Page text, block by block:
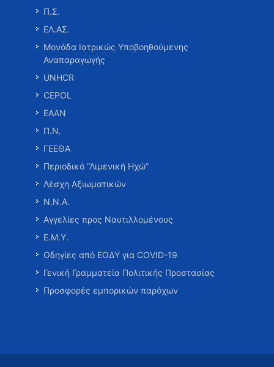
Π.Σ.
ΕΛ.ΑΣ.
Μονάδα Ιατρικώς Υποβοηθούμενης
Αναπαραγωγής
UNHCR
CEPOL
ΕΑΑΝ
Π.Ν.
ΓΕΕΘΑ
Περιοδικό “Λιμενική Ηχώ”
Λέσχη Αξιωματικών
Ν.Ν.Α.
Αγγελίες προς Ναυτιλλομένους
Ε.Μ.Υ.
Οδηγίες από ΕΟΔΥ για COVID-19
Γενική Γραμματεία Πολιτικής Προστασίας
Προσφορές εμπορικών παρόχων